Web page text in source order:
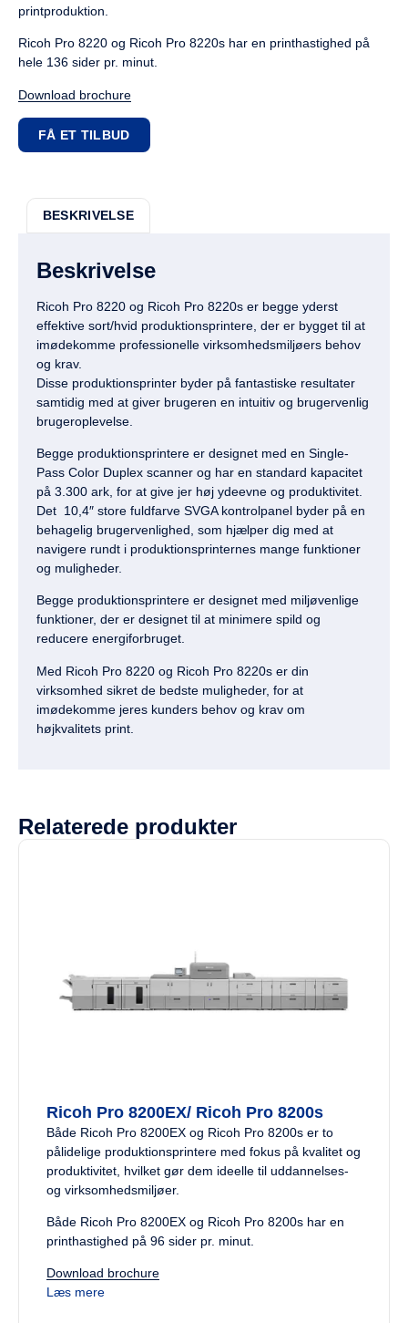
printproduktion.
Ricoh Pro 8220 og Ricoh Pro 8220s har en printhastighed på
hele 136 sider pr. minut.
Download brochure
FÅ ET TILBUD
BESKRIVELSE
Beskrivelse
Ricoh Pro 8220 og Ricoh Pro 8220s er begge yderst
effektive sort/hvid produktionsprintere, der er bygget til at
imødekomme professionelle virksomhedsmiljøers behov
og krav.
Disse produktionsprinter byder på fantastiske resultater
samtidig med at giver brugeren en intuitiv og brugervenlig
brugeroplevelse.
Begge produktionsprintere er designet med en Single-
Pass Color Duplex scanner og har en standard kapacitet
på 3.300 ark, for at give jer høj ydeevne og produktivitet.
Det 10,4″ store fuldfarve SVGA kontrolpanel byder på en
behagelig brugervenlighed, som hjælper dig med at
navigere rundt i produktionsprinternes mange funktioner
og muligheder.
Begge produktionsprintere er designet med miljøvenlige
funktioner, der er designet til at minimere spild og
reducere energiforbruget.
Med Ricoh Pro 8220 og Ricoh Pro 8220s er din
virksomhed sikret de bedste muligheder, for at
imødekomme jeres kunders behov og krav om
højkvalitets print.
Relaterede produkter
Ricoh Pro 8200EX/ Ricoh Pro 8200s
Både Ricoh Pro 8200EX og Ricoh Pro 8200s er to
pålidelige produktionsprintere med fokus på kvalitet og
produktivitet, hvilket gør dem ideelle til uddannelses-
og virksomhedsmiljøer.
Både Ricoh Pro 8200EX og Ricoh Pro 8200s har en
printhastighed på 96 sider pr. minut.
Download brochure
Læs mere